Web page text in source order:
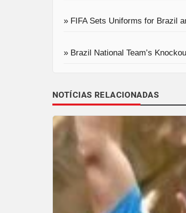
» FIFA Sets Uniforms for Brazil
» Brazil National Team’s
NOTÍCIAS RELACIONADAS